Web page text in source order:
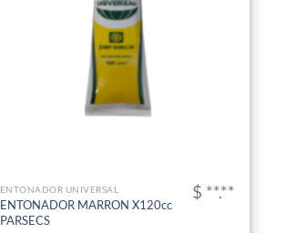
ENTONADOR UNIVERSAL
ENTONADOR MARRON X120cc
PARSECS
$ **.**